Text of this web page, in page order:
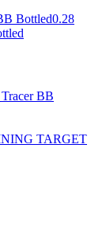
Bottled0.28
BB
TARGET